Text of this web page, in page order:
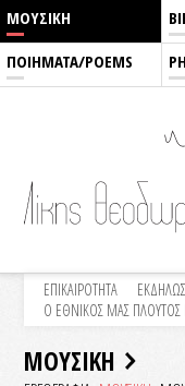
ΜΟΥΣΙΚΗ
ΠΟΙΗΜΑΤΑ/POEMS
ΕΠΙΚΑΙΡΟΤΗΤΑ
Ο ΕΘΝΙΚΟΣ ΜΑΣ ΠΛΟΥΤΟΣ
ΜΟΥΣΙΚΗ